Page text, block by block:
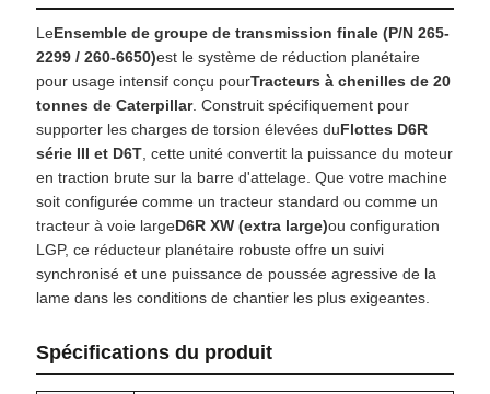
LeEnsemble de groupe de transmission finale (P/N 265-
2299 / 260-6650)est le système de réduction planétaire
pour usage intensif conçu pourTracteurs à chenilles de 20
tonnes de Caterpillar. Construit spécifiquement pour
supporter les charges de torsion élevées duFlottes D6R
série III et D6T, cette unité convertit la puissance du moteur
en traction brute sur la barre d'attelage. Que votre machine
soit configurée comme un tracteur standard ou comme un
tracteur à voie largeD6R XW (extra large)ou configuration
LGP, ce réducteur planétaire robuste offre un suivi
synchronisé et une puissance de poussée agressive de la
lame dans les conditions de chantier les plus exigeantes.
Spécifications du produit